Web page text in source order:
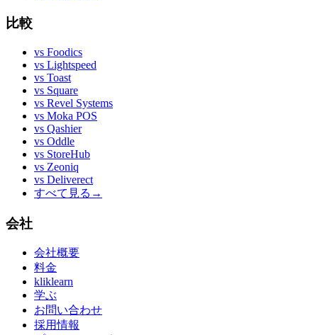
比較
vs Foodics
vs Lightspeed
vs Toast
vs Square
vs Revel Systems
vs Moka POS
vs Qashier
vs Oddle
vs StoreHub
vs Zeoniq
vs Deliverect
すべて見る →
会社
会社概要
料金
kliklearn
学ぶ
お問い合わせ
採用情報